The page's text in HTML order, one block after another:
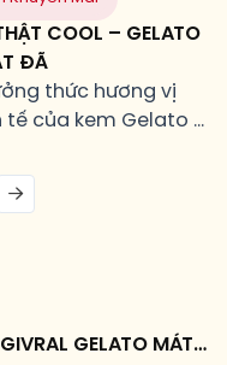
sẽ được tặng kèm
bánh Croissant
thơm ngon.
COOL – GELATO
ĐÃ
thức hương vị
tế của kem Gelato Ý
thể bỏ lỡ! Chương
khuyến mãi đặc
GELATO MÁT